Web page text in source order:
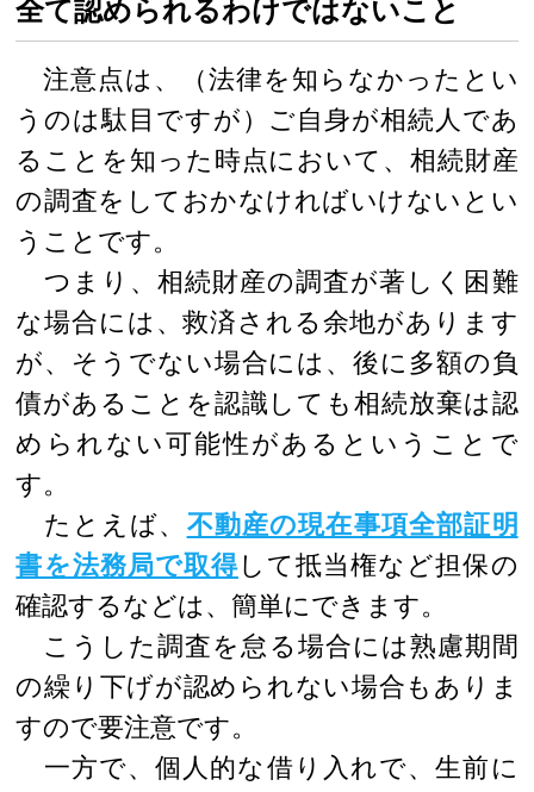
全て認められるわけではないこと
注意点は、（法律を知らなかったとい
うのは駄目ですが）ご自身が相続人であ
ることを知った時点において、相続財産
の調査をしておかなければいけないとい
うことです。
つまり、相続財産の調査が著しく困難
な場合には、救済される余地があります
が、そうでない場合には、後に多額の負
債があることを認識しても相続放棄は認
められない可能性があるということで
す。
たとえば、 不動産の現在事項全部証明
書を法務局で取得して抵当権など担保の
確認するなどは、簡単にできます。
こうした調査を怠る場合には熟慮期間
の繰り下げが認められない場合もありま
すので要注意です。
一方で、個人的な借り入れで、生前に